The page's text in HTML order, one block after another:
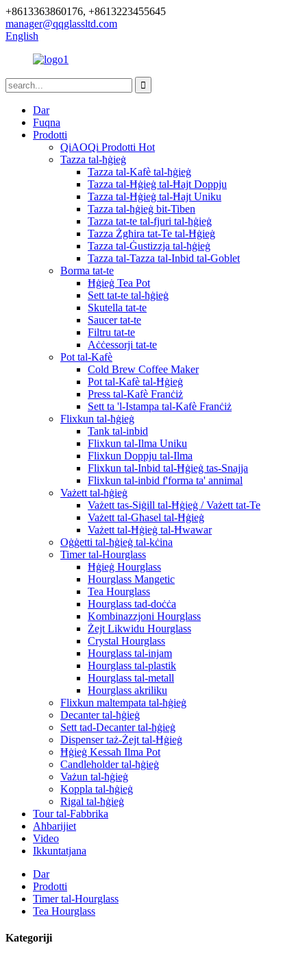
+8613363860176, +8613223455645
manager@qqglassltd.com
English
Dar
Fuqna
Prodotti
QiAOQi Prodotti Hot
Tazza tal-ħġieġ
Tazza tal-Kafè tal-ħġieġ
Tazza tal-Ħġieġ tal-Ħajt Doppju
Tazza tal-Ħġieġ tal-Ħajt Uniku
Tazza tal-ħġieġ bit-Tiben
Tazza tat-te tal-fjuri tal-ħġieġ
Tazza Żgħira tat-Te tal-Ħġieġ
Tazza tal-Ġustizzja tal-ħġieġ
Tazza tal-Tazza tal-Inbid tal-Goblet
Borma tat-te
Ħġieġ Tea Pot
Sett tat-te tal-ħġieġ
Skutella tat-te
Saucer tat-te
Filtru tat-te
Aċċessorji tat-te
Pot tal-Kafè
Cold Brew Coffee Maker
Pot tal-Kafè tal-Ħġieġ
Press tal-Kafè Franċiż
Sett ta 'l-Istampa tal-Kafè Franċiż
Flixkun tal-ħġieġ
Tank tal-inbid
Flixkun tal-Ilma Uniku
Flixkun Doppju tal-Ilma
Flixkun tal-Inbid tal-Ħġieġ tas-Snajja
Flixkun tal-inbid f'forma ta' annimal
Vażett tal-ħġieġ
Vażett tas-Siġill tal-Ħġieġ / Vażett tat-Te
Vażett tal-Għasel tal-Ħġieġ
Vażett tal-Ħġieġ tal-Ħwawar
Oġġetti tal-ħġieġ tal-kċina
Timer tal-Hourglass
Ħġieġ Hourglass
Hourglass Mangetic
Tea Hourglass
Hourglass tad-doċċa
Kombinazzjoni Hourglass
Żejt Likwidu Hourglass
Crystal Hourglass
Hourglass tal-injam
Hourglass tal-plastik
Hourglass tal-metall
Hourglass akriliku
Flixkun maltempata tal-ħġieġ
Decanter tal-ħġieġ
Sett tad-Decanter tal-ħġieġ
Dispenser taż-Żejt tal-Ħġieġ
Ħġieġ Kessaħ Ilma Pot
Candleholder tal-ħġieġ
Vażun tal-ħġieġ
Koppla tal-ħġieġ
Rigal tal-ħġieġ
Tour tal-Fabbrika
Aħbarijiet
Video
Ikkuntatjana
Dar
Prodotti
Timer tal-Hourglass
Tea Hourglass
Kategoriji